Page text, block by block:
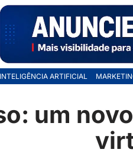
INTELIGÊNCIA ARTIFICIAL
um